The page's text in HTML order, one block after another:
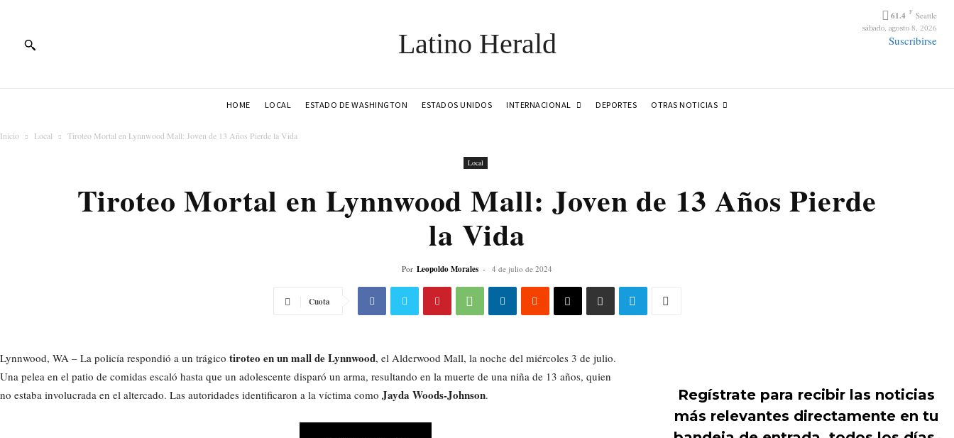
Latino Herald
61.4 F Seattle
sábado, agosto 8, 2026
Suscribirse
HOME LOCAL ESTADO DE WASHINGTON ESTADOS UNIDOS INTERNACIONAL DEPORTES OTRAS NOTICIAS
Inicio Local Tiroteo Mortal en Lynnwood Mall: Joven de 13 Años Pierde la Vida
Local
Tiroteo Mortal en Lynnwood Mall: Joven de 13 Años Pierde
la Vida
Por Leopoldo Morales - 4 de julio de 2024
Cuota
Lynnwood, WA – La policía respondió a un trágico tiroteo en un mall de Lynnwood, el Alderwood Mall, la noche del miércoles 3 de julio.
Una pelea en el patio de comidas escaló hasta que un adolescente disparó un arma, resultando en la muerte de una niña de 13 años, quien
no estaba involucrada en el altercado. Las autoridades identificaron a la víctima como Jayda Woods-Johnson.
Regístrate para recibir las noticias
más relevantes directamente en tu